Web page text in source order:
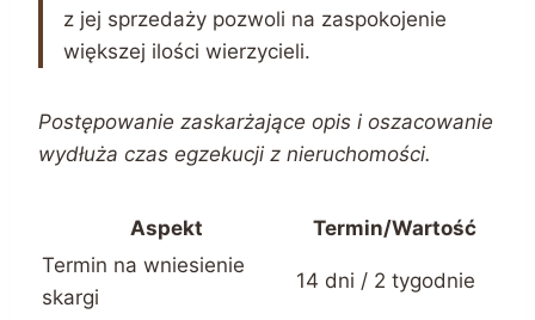
z jej sprzedaży pozwoli na zaspokojenie
większej ilości wierzycieli.
Postępowanie zaskarżające opis i oszacowanie
wydłuża czas egzekucji z nieruchomości.
Aspekt
Termin/Wartość
Termin na wniesienie
skargi
14 dni / 2 tygodnie